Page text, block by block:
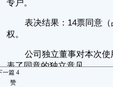
赤峰黄金 公告编号：2022-020
告
告内容不存在虚假记载、误导性陈述
性、准确性和完整性承担个别及连带责
以下简称“公司”）第七届监事会第
一篇 4
赞